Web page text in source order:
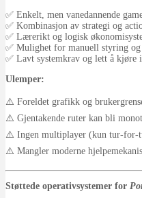
✅ Enkelt, men vanedannende
✅ Kombinasjon av strategi og
✅ Lærerikt og logisk
✅ Mulighet for manuell styring og
✅ Lavt systemkrav og lett å kjøre
Ulemper:
⚠️ Foreldet grafikk og
⚠️ Gjentakende ruter kan bli
⚠️ Ingen multiplayer (kun tur-for-
⚠️ Mangler moderne
Støttede operativsystemer for